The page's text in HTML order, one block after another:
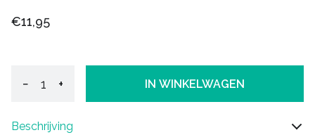
€11,95
− + IN WINKELWAGEN
Beschrijving